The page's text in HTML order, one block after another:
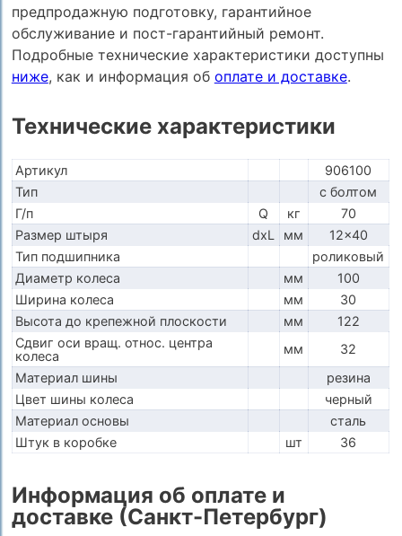
предпродажную подготовку, гарантийное
обслуживание и пост-гарантийный ремонт.
Подробные технические характеристики доступны
ниже, как и информация об оплате и доставке.
Технические характеристики
Артикул
906100
Тип
с болтом
Г/п
Q кг
70
Размер штыря
dxL мм
12x40
Тип подшипника
роликовый
Диаметр колеса
мм
100
Ширина колеса
мм
30
Высота до крепежной плоскости
мм
122
Сдвиг оси вращ. относ. центра
колеса
мм
32
Материал шины
резина
Цвет шины колеса
черный
Материал основы
сталь
Штук в коробке
шт 36
Информация об оплате и
доставке (Санкт-Петербург)